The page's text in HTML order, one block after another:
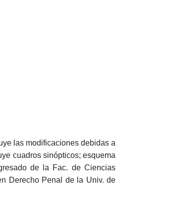
las modificaciones debidas a
cuadros sinópticos; esquema
de la Fac. de Ciencias
Derecho Penal de la Univ. de